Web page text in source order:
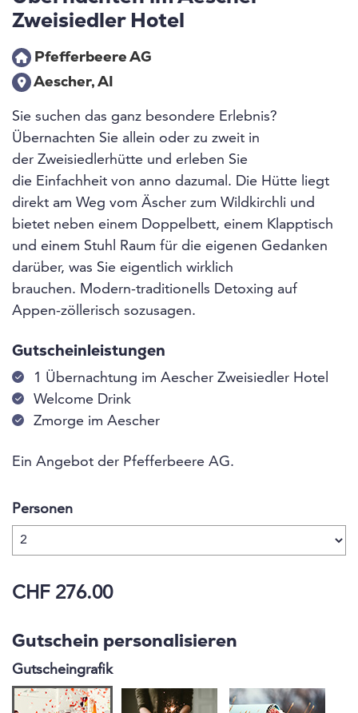
Zweisiedler Hotel
Pfefferbeere AG
Aescher, AI
Sie suchen das ganz besondere Erlebnis?
Übernachten Sie allein oder zu zweit in
der Zweisiedlerhütte und erleben Sie
die Einfachheit von anno dazumal. Die Hütte liegt
direkt am Weg vom Äscher zum Wildkirchli und
bietet neben einem Doppelbett, einem Klapptisch
und einem Stuhl Raum für die eigenen Gedanken
darüber, was Sie eigentlich wirklich
brauchen. Modern-traditionells Detoxing auf
Appen-zöllerisch sozusagen.
Gutscheinleistungen
1 Übernachtung im Aescher Zweisiedler Hotel
Welcome Drink
Zmorge im Aescher
Ein Angebot der Pfefferbeere AG.
Personen
CHF 276.00
Gutschein personalisieren
Gutscheingrafik